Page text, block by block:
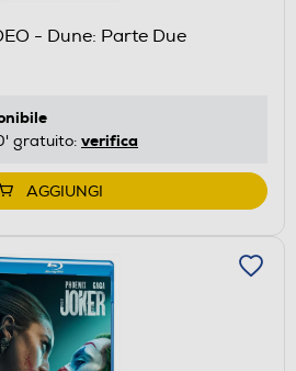
- Dune: Parte Due
gratuito: verifica
AGGIUNGI